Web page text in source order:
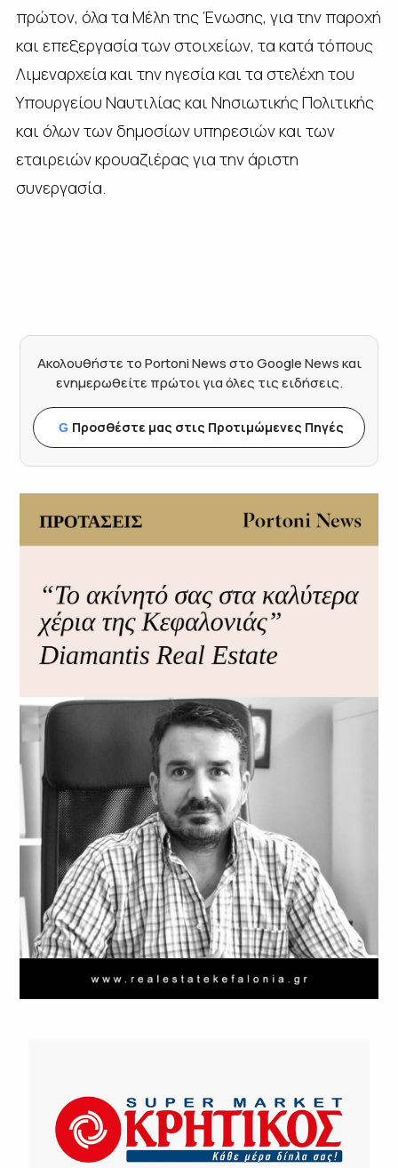
πρώτον, όλα τα Μέλη της Ένωσης, για την παροχή
και επεξεργασία των στοιχείων, τα κατά τόπους
Λιμεναρχεία και την ηγεσία και τα στελέχη του
Υπουργείου Ναυτιλίας και Νησιωτικής Πολιτικής
και όλων των δημοσίων υπηρεσιών και των
εταιρειών κρουαζιέρας για την άριστη
συνεργασία.
Ακολουθήστε το Portoni News στο Google News και
ενημερωθείτε πρώτοι για όλες τις ειδήσεις.
G Προσθέστε μας στις Προτιμώμενες Πηγές